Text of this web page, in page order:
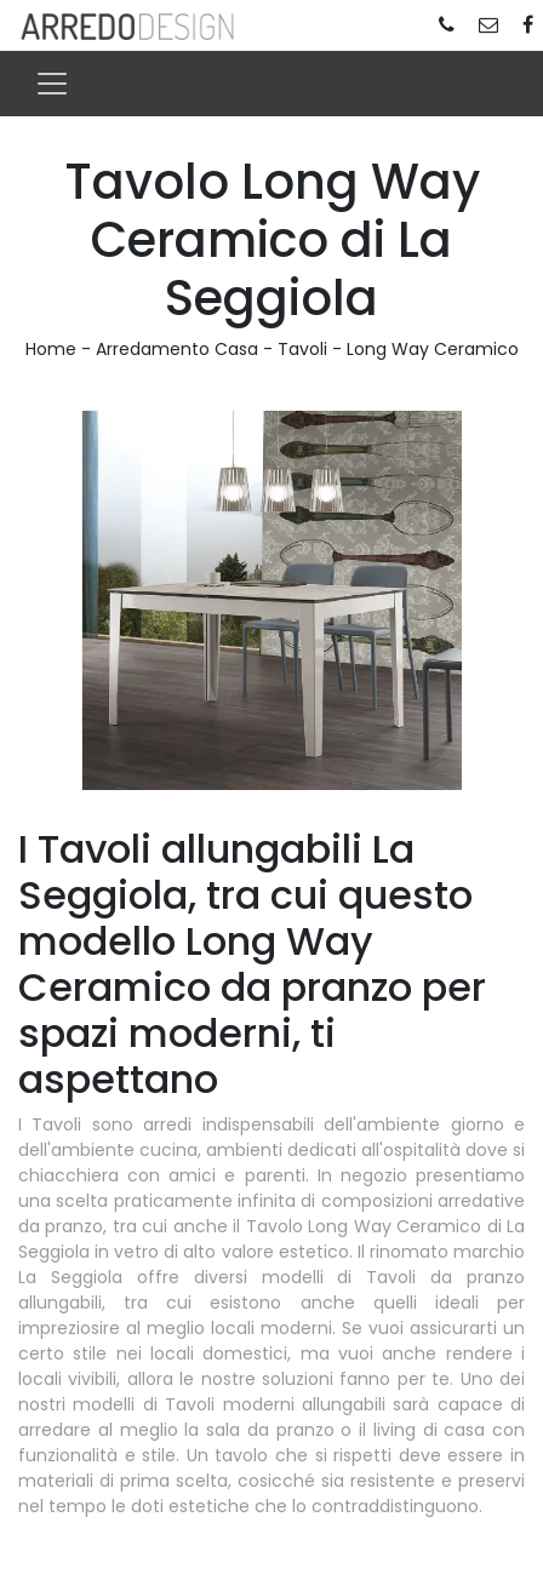
Tavolo Long Way
Ceramico di La
Seggiola
Home - Arredamento Casa - Tavoli - Long Way Ceramico
I Tavoli allungabili La
Seggiola, tra cui questo
modello Long Way
Ceramico da pranzo per
spazi moderni, ti
aspettano
I Tavoli sono arredi indispensabili dell'ambiente giorno e
dell'ambiente cucina, ambienti dedicati all'ospitalità dove si
chiacchiera con amici e parenti. In negozio presentiamo
una scelta praticamente infinita di composizioni arredative
da pranzo, tra cui anche il Tavolo Long Way Ceramico di La
Seggiola in vetro di alto valore estetico. Il rinomato marchio
La Seggiola offre diversi modelli di Tavoli da pranzo
allungabili, tra cui esistono anche quelli ideali per
impreziosire al meglio locali moderni. Se vuoi assicurarti un
certo stile nei locali domestici, ma vuoi anche rendere i
locali vivibili, allora le nostre soluzioni fanno per te. Uno dei
nostri modelli di Tavoli moderni allungabili sarà capace di
arredare al meglio la sala da pranzo o il living di casa con
funzionalità e stile. Un tavolo che si rispetti deve essere in
materiali di prima scelta, cosicché sia resistente e preservi
nel tempo le doti estetiche che lo contraddistinguono.